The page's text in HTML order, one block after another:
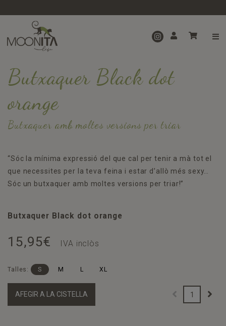
Butxaquer Black dot
orange
Butxaquer amb moltes versions per triar
“Sóc la mínima expressió del que cal per tenir a mà tot el
que necessites per la teva feina i estar d’allò més sexy…
Sóc un butxaquer amb moltes versions per triar!”
Butxaquer Black dot orange
15,95€ IVA inclòs
Talles: S M L XL
AFEGIR A LA CISTELLA